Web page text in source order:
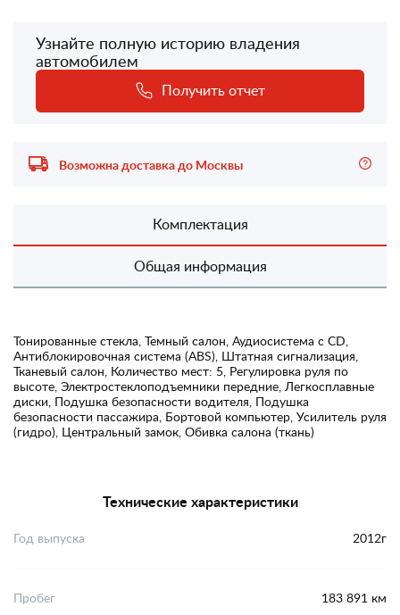
Узнайте полную историю владения
автомобилем
Получить отчет
Возможна доставка до Москвы
Комплектация
Общая информация
Тонированные стекла, Темный салон, Аудиосистема с CD,
Антиблокировочная система (ABS), Штатная сигнализация,
Тканевый салон, Количество мест: 5, Регулировка руля по
высоте, Электростеклоподъемники передние, Легкосплавные
диски, Подушка безопасности водителя, Подушка
безопасности пассажира, Бортовой компьютер, Усилитель руля
(гидро), Центральный замок, Обивка салона (ткань)
Технические характеристики
Год выпуска 2012г
Пробег 183 891 км